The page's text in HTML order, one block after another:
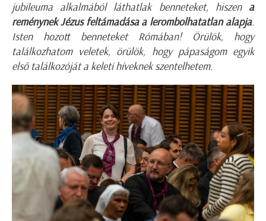
jubileuma alkalmából láthatlak benneteket, hiszen a
reménynek Jézus feltámadása a lerombolhatatlan alapja.
Isten hozott benneteket Rómában! Örülök, hogy
találkozhatom veletek, örülök, hogy pápaságom egyik
első találkozóját a keleti híveknek szentelhetem.